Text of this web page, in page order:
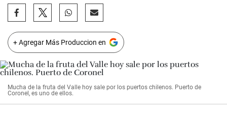
+ Agregar Más Produccion en
Mucha de la fruta del Valle hoy sale por los puertos chilenos. Puerto de
Coronel, es uno de ellos.